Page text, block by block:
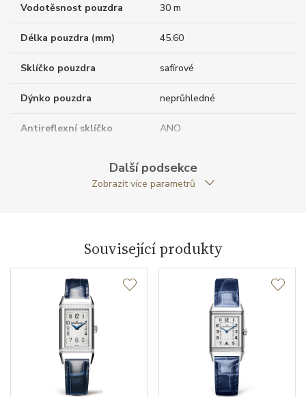
Vodotěsnost pouzdra 30 m
Délka pouzdra (mm) 45.60
Sklíčko pouzdra safírové
Dýnko pouzdra neprůhledné
Antireflexní sklíčko ANO
Šířka pouzdra (mm) 27.40
Typ strojku JLC 822 Jaeger-LeCoultre
Rezerva chodu strojku
Kalibr strojku
Kameny strojku
Další podsekce
Zobrazit více parametrů
Související produkty